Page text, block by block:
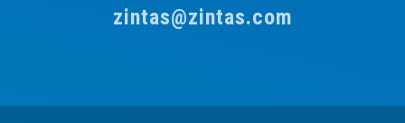
zintas@zintas.com